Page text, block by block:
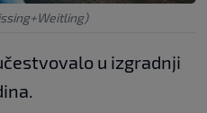
u izgradnji